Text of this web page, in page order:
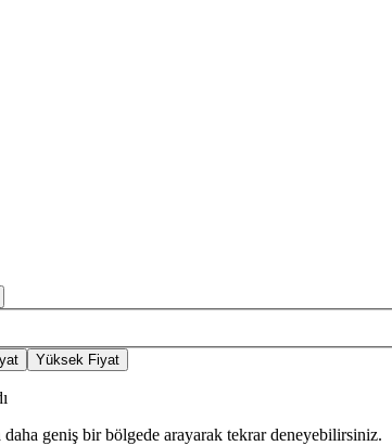
Yüksek Fiyat
geniş bir bölgede arayarak tekrar deneyebilirsiniz.